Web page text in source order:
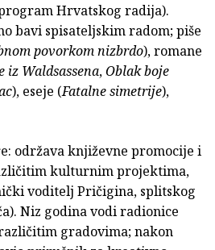
Hrvatskog radija).
bavi spisateljskim radom; piše
povorkom nizbrdo), romane
iz Waldsassena,Oblak boje
), eseje (Fatalne simetrije),
održava književne promocije i
kulturnim projektima,
voditelj Pričigina, splitskog
Niz godina vodi radionice
gradovima; nakon